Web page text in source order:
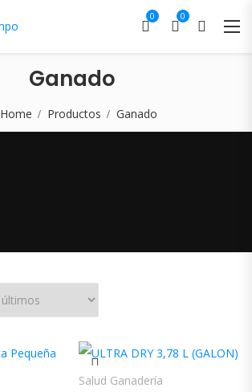
0 0
Ganado
Home Productos Ganado
Salud Ganadería